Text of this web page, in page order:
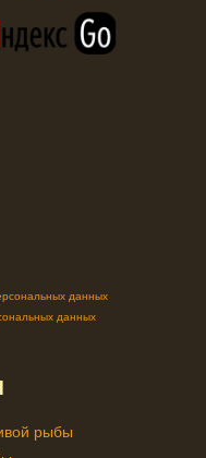
данных
данных
рыбы